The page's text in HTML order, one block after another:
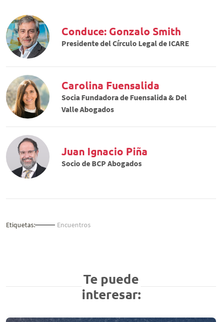
Conduce: Gonzalo Smith
Presidente del Círculo Legal de ICARE
Carolina Fuensalida
Socia Fundadora de Fuensalida & Del
Valle Abogados
Juan Ignacio Piña
Socio de BCP Abogados
Etiquetas: Encuentros
Te puede
interesar: